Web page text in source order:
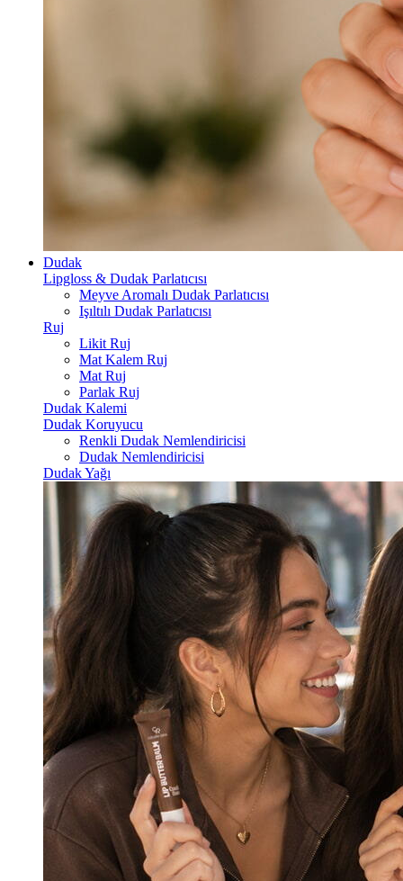
Dudak
Lipgloss & Dudak Parlatıcısı
Meyve Aromalı Dudak Parlatıcısı
Işıltılı Dudak Parlatıcısı
Ruj
Likit Ruj
Mat Kalem Ruj
Mat Ruj
Parlak Ruj
Dudak Kalemi
Dudak Koruyucu
Renkli Dudak Nemlendiricisi
Dudak Nemlendiricisi
Dudak Yağı